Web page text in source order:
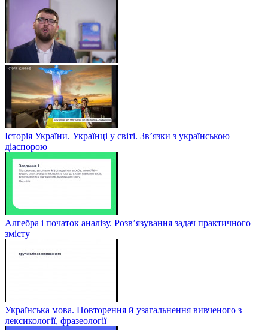
Історія України. Українці у світі. Зв’язки з українською
діаспорою
Алгебра і початок аналізу. Розв’язування задач практичного
змісту
Українська мова. Повторення й узагальнення вивченого з
лексикології, фразеології